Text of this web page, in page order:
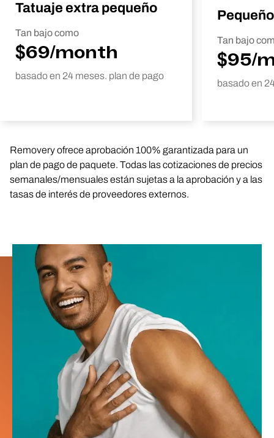
Tatuaje extra pequeño
Tan bajo como
$69/month
basado en 24 meses. plan de pago
Tan bajo
$95/
basado en
Removery ofrece aprobación 100% garantizada para un
plan de pago de paquete. Todas las cotizaciones de precios
semanales/mensuales están sujetas a la aprobación y a las
tasas de interés de proveedores externos.